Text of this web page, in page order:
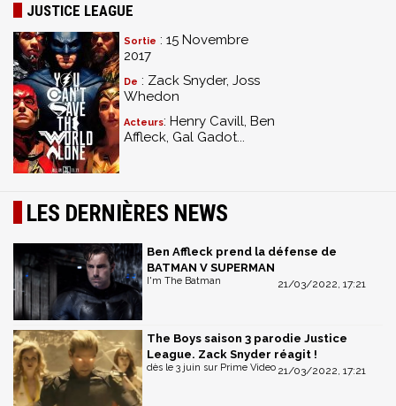
JUSTICE LEAGUE
Sortie : 15 Novembre
2017
De : Zack Snyder, Joss
Whedon
Acteurs: Henry Cavill, Ben
Affleck, Gal Gadot...
LES DERNIÈRES NEWS
Ben Affleck prend la défense de
BATMAN V SUPERMAN
21/03/2022, 17:21
I'm The Batman
The Boys saison 3 parodie Justice
League. Zack Snyder réagit !
21/03/2022, 17:21
dès le 3 juin sur Prime Video